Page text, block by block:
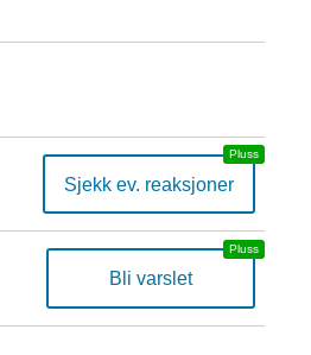
Sjekk ev. reaksjoner
Bli varslet